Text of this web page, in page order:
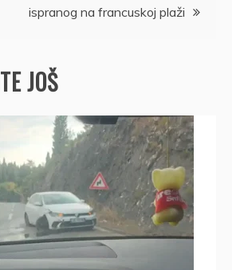
ispranog na francuskoj plaži
JOŠ